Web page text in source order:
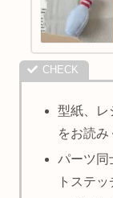
型紙、レ
をお読み
パーツ同
トステ